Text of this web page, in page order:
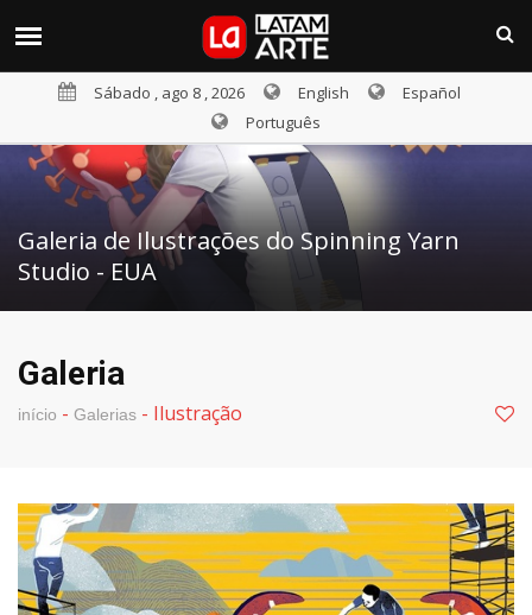
Sábado , ago 8 , 2026 English
Español
Português
Galeria de Ilustrações do Spinning Yarn
Studio - EUA
Galeria
início - Galerias - Ilustração